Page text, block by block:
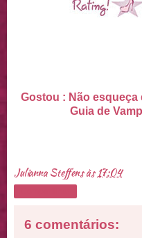
Gostou : Não
Guia de
Julianna Steffensàs17:04
6 comentários: